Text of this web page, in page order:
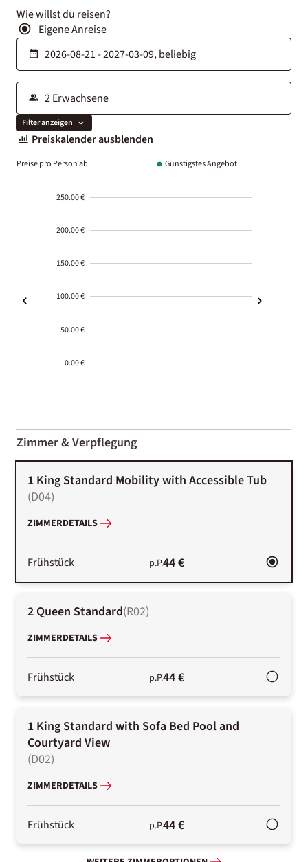
Wie willst du reisen?
Eigene Anreise
Filter anzeigen
Preiskalender ausblenden
Preise pro Person ab Günstigstes Angebot
250.00 €
200.00 €
150.00 €
100.00 €
50.00 €
0.00 €
01-02
Zimmer & Verpflegung
1 King Standard Mobility with Accessible Tub
(D04)
ZIMMERDETAILS
Frühstück p.P.44 €
2 Queen Standard(R02)
ZIMMERDETAILS
Frühstück p.P.44 €
1 King Standard with Sofa Bed Pool and
Courtyard View
(D02)
ZIMMERDETAILS
Frühstück p.P.44 €